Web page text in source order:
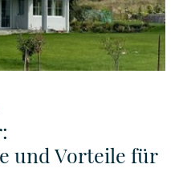
und Vorteile für